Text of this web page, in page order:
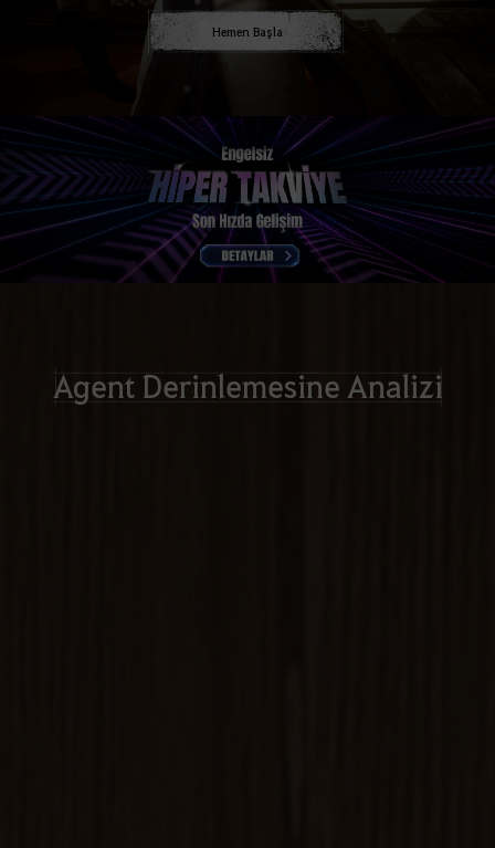
Hemen Başla
Agent Derinlemesine Analizi